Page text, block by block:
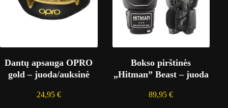
Dantų apsauga OPRO
gold – juoda/auksinė
24,95 €
Bokso pirštinės
„Hitman” Beast – juoda
89,95€